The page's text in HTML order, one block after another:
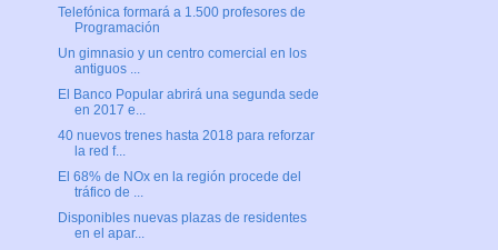
Telefónica formará a 1.500 profesores de
Programación
Un gimnasio y un centro comercial en los
antiguos ...
El Banco Popular abrirá una segunda sede
en 2017 e...
40 nuevos trenes hasta 2018 para reforzar
la red f...
El 68% de NOx en la región procede del
tráfico de ...
Disponibles nuevas plazas de residentes
en el apar...